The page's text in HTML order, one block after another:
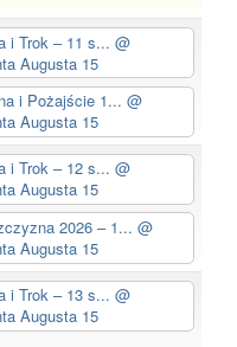
i Trok – 11 s... @
Augusta 15
i Pożajście 1... @
Augusta 15
i Trok – 12 s... @
Augusta 15
2026 – 1... @
Augusta 15
i Trok – 13 s... @
Augusta 15